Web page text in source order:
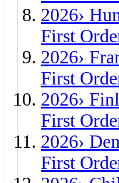
2026›
First
2026›
First
2026›
First
2026›
First